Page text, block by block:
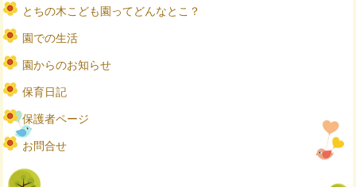
とちの木こども園ってどんなとこ？
園での生活
園からのお知らせ
保育日記
保護者ページ
お問合せ